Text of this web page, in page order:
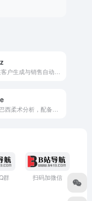
群 扫码加微信